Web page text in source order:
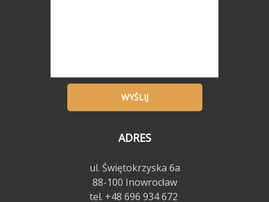
WYŚLIJ
ADRES
ul. Świętokrzyska 6a
88-100 Inowrocław
tel. +48 696 934 672